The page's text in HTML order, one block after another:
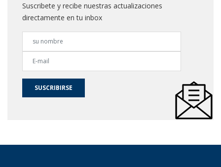
Suscribete y recibe nuestras actualizaciones
directamente en tu inbox
SUSCRIBIRSE